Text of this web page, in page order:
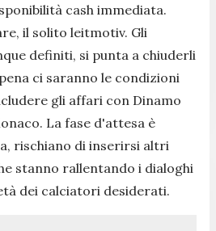
cash immediata.
il solito leitmotiv. Gli
definiti, si punta a chiuderli
ci saranno le condizioni
gli affari con Dinamo
La fase d'attesa è
rischiano di inserirsi altri
stanno rallentando i dialoghi
dei calciatori desiderati.